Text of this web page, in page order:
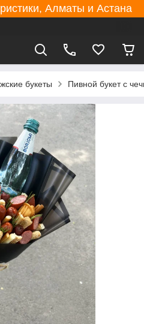
Алматы и Астана
букеты Пивной букет с